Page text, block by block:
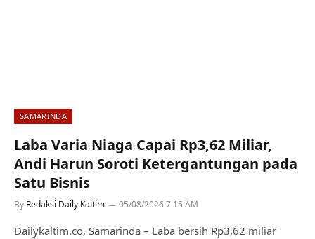
SAMARINDA
Laba Varia Niaga Capai Rp3,62 Miliar,
Andi Harun Soroti Ketergantungan pada
Satu Bisnis
By Redaksi Daily Kaltim 05/08/2026 7:15 AM
Dailykaltim.co, Samarinda – Laba bersih Rp3,62 miliar